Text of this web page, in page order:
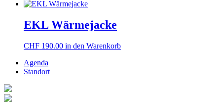
EKL Wärmejacke
CHF 190.00 in den Warenkorb
Agenda
Standort